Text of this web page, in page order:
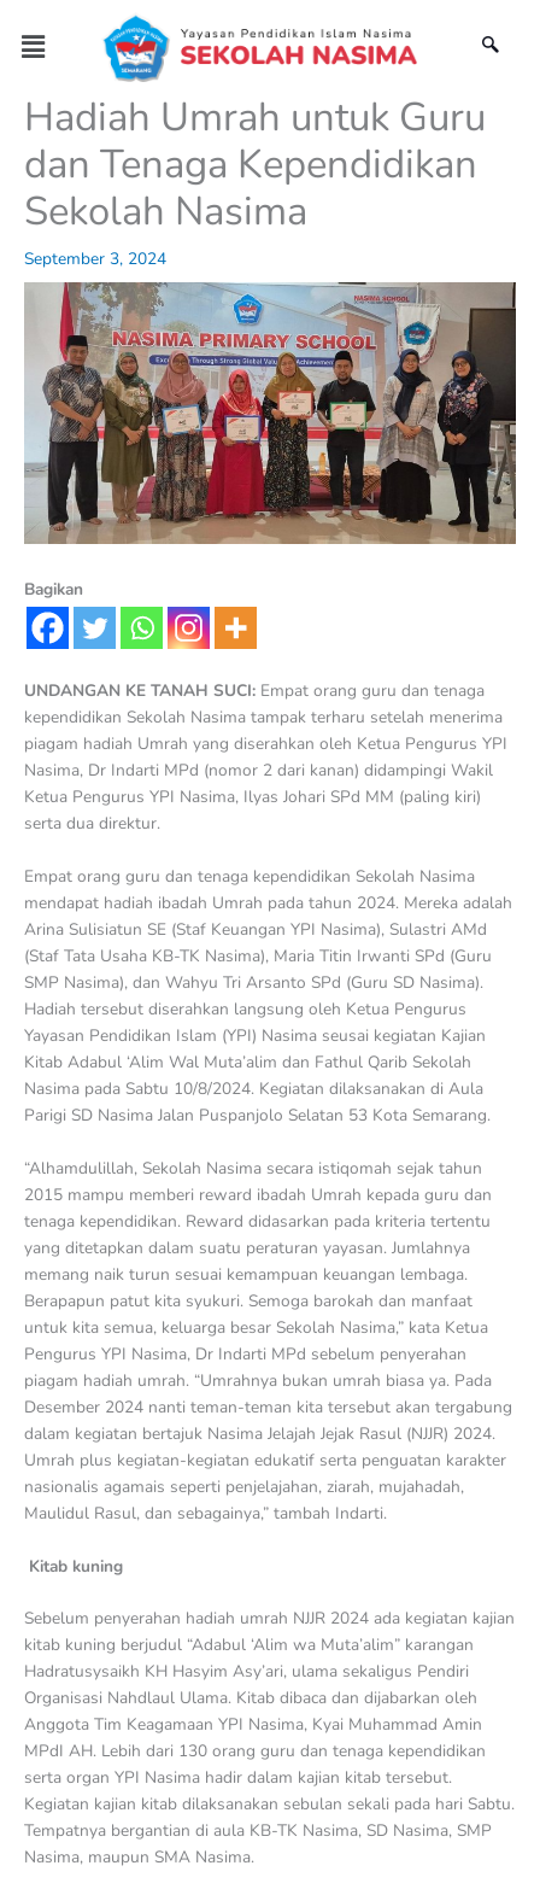
content
Menu
Hadiah Umrah untuk Guru
dan Tenaga Kependidikan
Sekolah Nasima
September 3, 2024
Bagikan
UNDANGAN KE TANAH SUCI: Empat orang guru dan tenaga
kependidikan Sekolah Nasima tampak terharu setelah menerima
piagam hadiah Umrah yang diserahkan oleh Ketua Pengurus YPI
Nasima, Dr Indarti MPd (nomor 2 dari kanan) didampingi Wakil
Ketua Pengurus YPI Nasima, Ilyas Johari SPd MM (paling kiri)
serta dua direktur.
Empat orang guru dan tenaga kependidikan Sekolah Nasima
mendapat hadiah ibadah Umrah pada tahun 2024. Mereka adalah
Arina Sulisiatun SE (Staf Keuangan YPI Nasima), Sulastri AMd
(Staf Tata Usaha KB-TK Nasima), Maria Titin Irwanti SPd (Guru
SMP Nasima), dan Wahyu Tri Arsanto SPd (Guru SD Nasima).
Hadiah tersebut diserahkan langsung oleh Ketua Pengurus
Yayasan Pendidikan Islam (YPI) Nasima seusai kegiatan Kajian
Kitab Adabul ‘Alim Wal Muta’alim dan Fathul Qarib Sekolah
Nasima pada Sabtu 10/8/2024. Kegiatan dilaksanakan di Aula
Parigi SD Nasima Jalan Puspanjolo Selatan 53 Kota Semarang.
“Alhamdulillah, Sekolah Nasima secara istiqomah sejak tahun
2015 mampu memberi reward ibadah Umrah kepada guru dan
tenaga kependidikan. Reward didasarkan pada kriteria tertentu
yang ditetapkan dalam suatu peraturan yayasan. Jumlahnya
memang naik turun sesuai kemampuan keuangan lembaga.
Berapapun patut kita syukuri. Semoga barokah dan manfaat
untuk kita semua, keluarga besar Sekolah Nasima,” kata Ketua
Pengurus YPI Nasima, Dr Indarti MPd sebelum penyerahan
piagam hadiah umrah. “Umrahnya bukan umrah biasa ya. Pada
Desember 2024 nanti teman-teman kita tersebut akan tergabung
dalam kegiatan bertajuk Nasima Jelajah Jejak Rasul (NJJR) 2024.
Umrah plus kegiatan-kegiatan edukatif serta penguatan karakter
nasionalis agamais seperti penjelajahan, ziarah, mujahadah,
Maulidul Rasul, dan sebagainya,” tambah Indarti.
Kitab kuning
Sebelum penyerahan hadiah umrah NJJR 2024 ada kegiatan kajian
kitab kuning berjudul “Adabul ‘Alim wa Muta’alim” karangan
Hadratusysaikh KH Hasyim Asy’ari, ulama sekaligus Pendiri
Organisasi Nahdlaul Ulama. Kitab dibaca dan dijabarkan oleh
Anggota Tim Keagamaan YPI Nasima, Kyai Muhammad Amin
MPdI AH. Lebih dari 130 orang guru dan tenaga kependidikan
serta organ YPI Nasima hadir dalam kajian kitab tersebut.
Kegiatan kajian kitab dilaksanakan sebulan sekali pada hari Sabtu.
Tempatnya bergantian di aula KB-TK Nasima, SD Nasima, SMP
Nasima, maupun SMA Nasima.